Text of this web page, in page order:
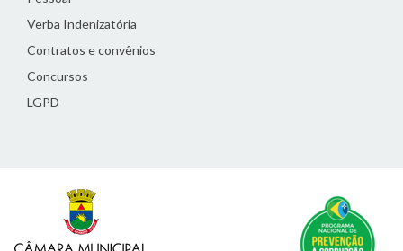
Verba Indenizatória
Contratos e convênios
Concursos
LGPD